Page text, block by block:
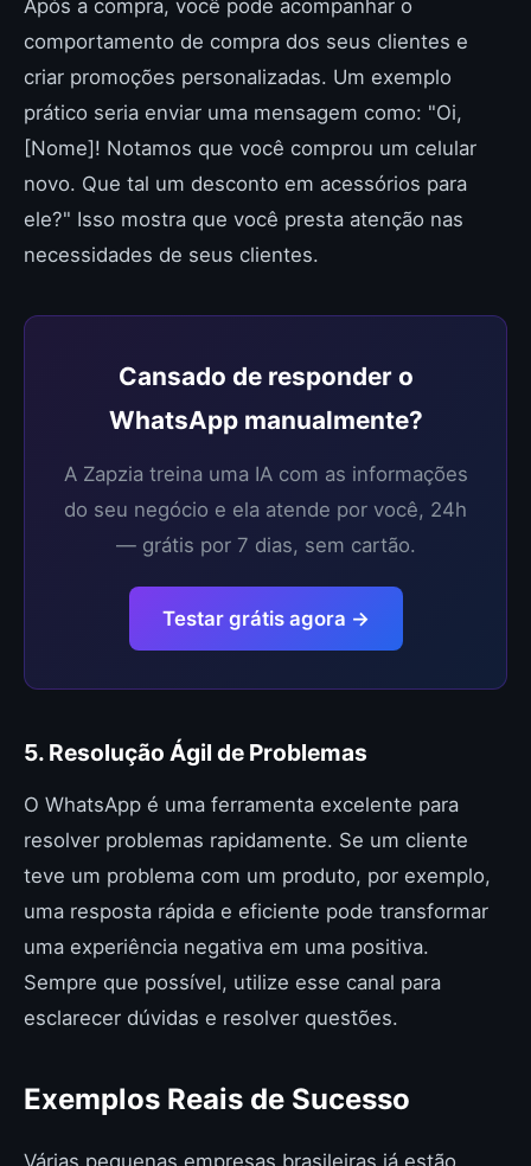
Após a compra, você pode acompanhar o
comportamento de compra dos seus clientes e
criar promoções personalizadas. Um exemplo
prático seria enviar uma mensagem como: "Oi,
[Nome]! Notamos que você comprou um celular
novo. Que tal um desconto em acessórios para
ele?" Isso mostra que você presta atenção nas
necessidades de seus clientes.
Cansado de responder o
WhatsApp manualmente?
A Zapzia treina uma IA com as informações
do seu negócio e ela atende por você, 24h
— grátis por 7 dias, sem cartão.
Testar grátis agora →
5. Resolução Ágil de Problemas
O WhatsApp é uma ferramenta excelente para
resolver problemas rapidamente. Se um cliente
teve um problema com um produto, por exemplo,
uma resposta rápida e eficiente pode transformar
uma experiência negativa em uma positiva.
Sempre que possível, utilize esse canal para
esclarecer dúvidas e resolver questões.
Exemplos Reais de Sucesso
Várias pequenas empresas brasileiras já estão